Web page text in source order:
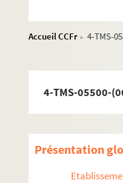
Accueil CCFr > 4-TMS-
4-TMS-05500-
Présentation
Lévy, M.
Liézer,
Livet,
Lix,